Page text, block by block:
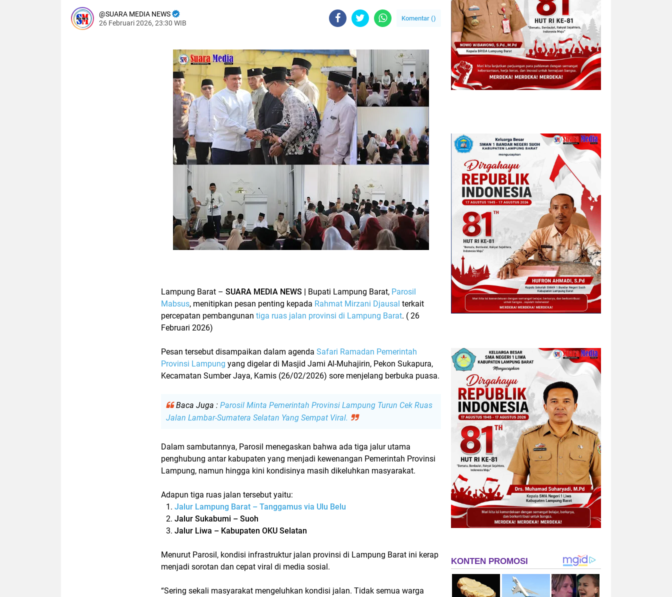
SUARA MEDIA NEWS
26 Februari 2026, 23:30 WIB
Komentar ()
Lampung Barat – SUARA MEDIA NEWS | Bupati Lampung Barat, Parosil
Mabsus, menitipkan pesan penting kepada Rahmat Mirzani Djausal terkait
percepatan pembangunan tiga ruas jalan provinsi di Lampung Barat. ( 26
Februari 2026)
Pesan tersebut disampaikan dalam agenda Safari Ramadan Pemerintah
Provinsi Lampung yang digelar di Masjid Jami Al-Muhajirin, Pekon Sukapura,
Kecamatan Sumber Jaya, Kamis (26/02/2026) sore menjelang berbuka puasa.
Baca Juga : Parosil Minta Pemerintah Provinsi Lampung Turun Cek Ruas
Jalan Lambar-Sumatera Selatan Yang Sempat Viral.
Dalam sambutannya, Parosil menegaskan bahwa ada tiga jalur utama
penghubung antar kabupaten yang menjadi kewenangan Pemerintah Provinsi
Lampung, namun hingga kini kondisinya masih dikeluhkan masyarakat.
Adapun tiga ruas jalan tersebut yaitu:
Jalur Lampung Barat – Tanggamus via Ulu Belu
Jalur Sukabumi – Suoh
Jalur Liwa – Kabupaten OKU Selatan
Menurut Parosil, kondisi infrastruktur jalan provinsi di Lampung Barat ini kerap
menjadi sorotan dan cepat viral di media sosial.
“Sering sekali masyarakat mengeluhkan kondisi jalan. Tidak semua warga